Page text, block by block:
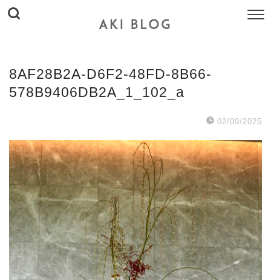
8AF28B2A-D6F2-48FD-8B66-
578B9406DB2A_1_102_a
02/09/2025